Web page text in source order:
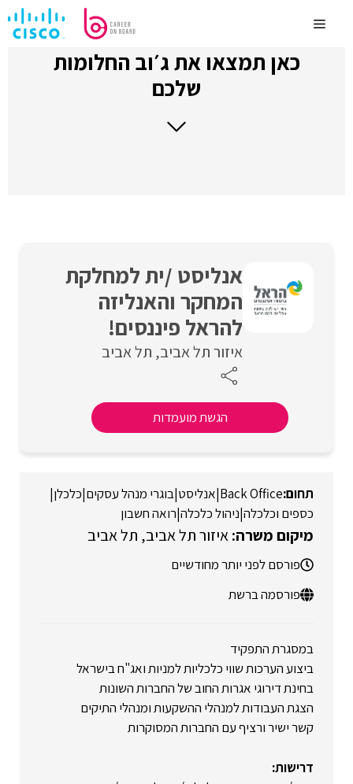
לתוכןMenu
כאן תמצאו את ג׳וב החלומות
שלכם
אנליסט /ית למחלקת
המחקר והאנליזה
להראל פיננסים!
איזור תל אביב תל אביב
הגשת מועמדות
Back Office
|אנליסט|בוגרי מנהל עסקים|כלכלן|
כספים וכלכלה|ניהול כלכלה|רואה חשבון
איזור תל אביב תל אביב
פורסם לפני יותר מחודשיים
פורסמה ברשת
במסגרת התפקיד
ביצוע הערכות שווי כלכליות למניות ואג"ח בישראל
בחינת דירוגי אגרות החוב של החברות השונות
הצגת העבודות למנהלי ההשקעות ומנהלי התיקים
קשר ישיר ורציף עם החברות המסוקרות
דרישות: